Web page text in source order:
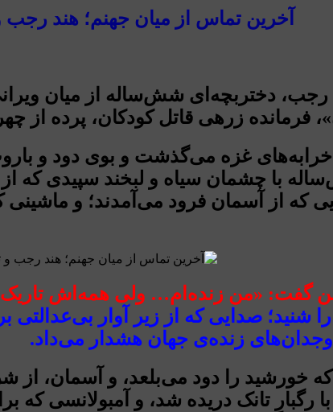
آخرین تماس از میان جهنم؛ هند رجب
رجب، دختربچه‌ای شش‌ساله از میان
فرمانده زرهی قاتل کودکان، پرده
خرابه‌های غزه می‌گذشت و بوی دود و
با چشمان سیاه و لبخند سپیدی که
که از آسمان فرود می‌آمدند؛ و
گفت: «من زنده‌ام… ولی همه‌اش
صدایی که از زیر آوار بی‌عدالتی
زنده‌ی جهان هشدار می‌داد.
که خورشید را دود می‌بلعد، و آسمان،
رگبارِ تانک دریده شد، و آمبولانسی